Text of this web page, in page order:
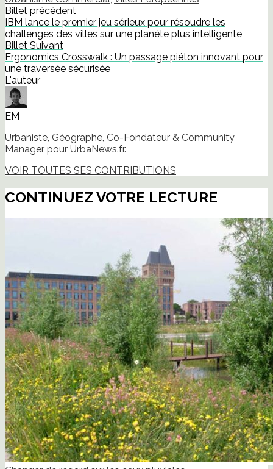
ami(ouvre
une
nouvelle
fenêtre)
Billet précédent
IBM lance le premier jeu sérieux pour résoudre les
challenges des villes sur une planète plus intelligente
Billet Suivant
Ergonomics Crosswalk : Un passage piéton innovant pour
une traversée sécurisée
L'auteur
EM
Urbaniste, Géographe, Co-Fondateur & Community
Manager pour UrbaNews.fr.
VOIR TOUTES SES CONTRIBUTIONS
CONTINUEZ VOTRE LECTURE